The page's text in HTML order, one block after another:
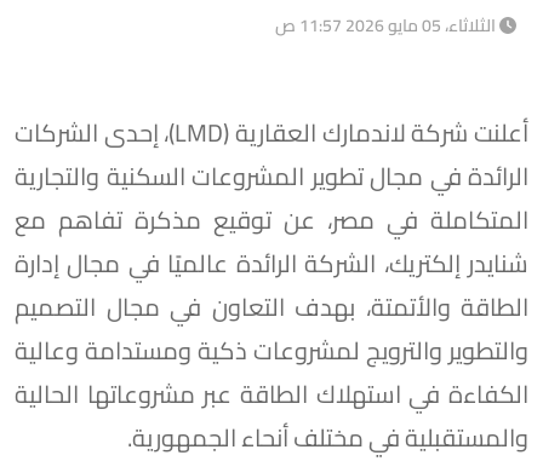
الثلاثاء، 05 مايو 2026 11:57 ص
أعلنت شركة لاندمارك العقارية (LMD)، إحدى الشركات
الرائدة في مجال تطوير المشروعات السكنية والتجارية
المتكاملة في مصر، عن توقيع مذكرة تفاهم مع
شنايدر إلكتريك، الشركة الرائدة عالميًا في مجال إدارة
الطاقة والأتمتة، بهدف التعاون في مجال التصميم
والتطوير والترويج لمشروعات ذكية ومستدامة وعالية
الكفاءة في استهلاك الطاقة عبر مشروعاتها الحالية
والمستقبلية في مختلف أنحاء الجمهورية.